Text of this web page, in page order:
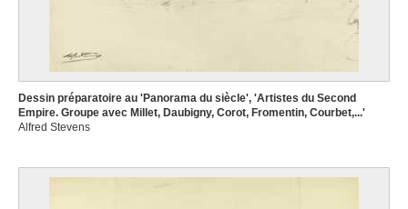
Dessin préparatoire au 'Panorama du siècle', 'Artistes du Second
Empire. Groupe avec Millet, Daubigny, Corot, Fromentin, Courbet,...'
Alfred Stevens